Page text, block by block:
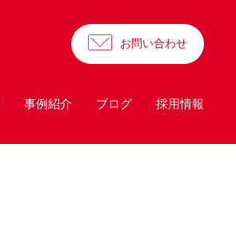
お問い合わせ
事例紹介 ブログ 採用情報